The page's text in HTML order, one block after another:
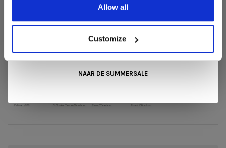
Allow all
Customize
mag verwachten.
Kom langs in onze showroom, doe inspiratie op en ontdek de
mooiste aanbiedingen tijdens de
Summer Sale van Snip
. De koffie of thee staat voor je klaar!
NAAR DE SUMMERSALE